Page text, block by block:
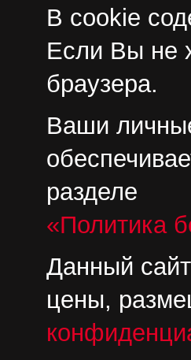
В cookie
Если Вы не
браузера.
Ваши
разделе
«Политика
Данный
цены,